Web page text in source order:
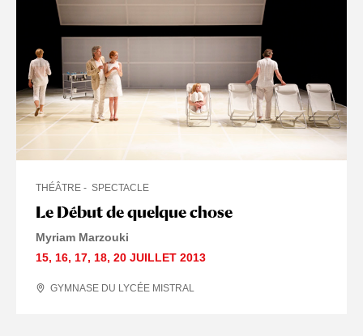
Le Début de quelque chose
THÉÂTRE SPECTACLE
Myriam Marzouki
15, 16, 17, 18, 20 JUILLET 2013
GYMNASE DU LYCÉE MISTRAL